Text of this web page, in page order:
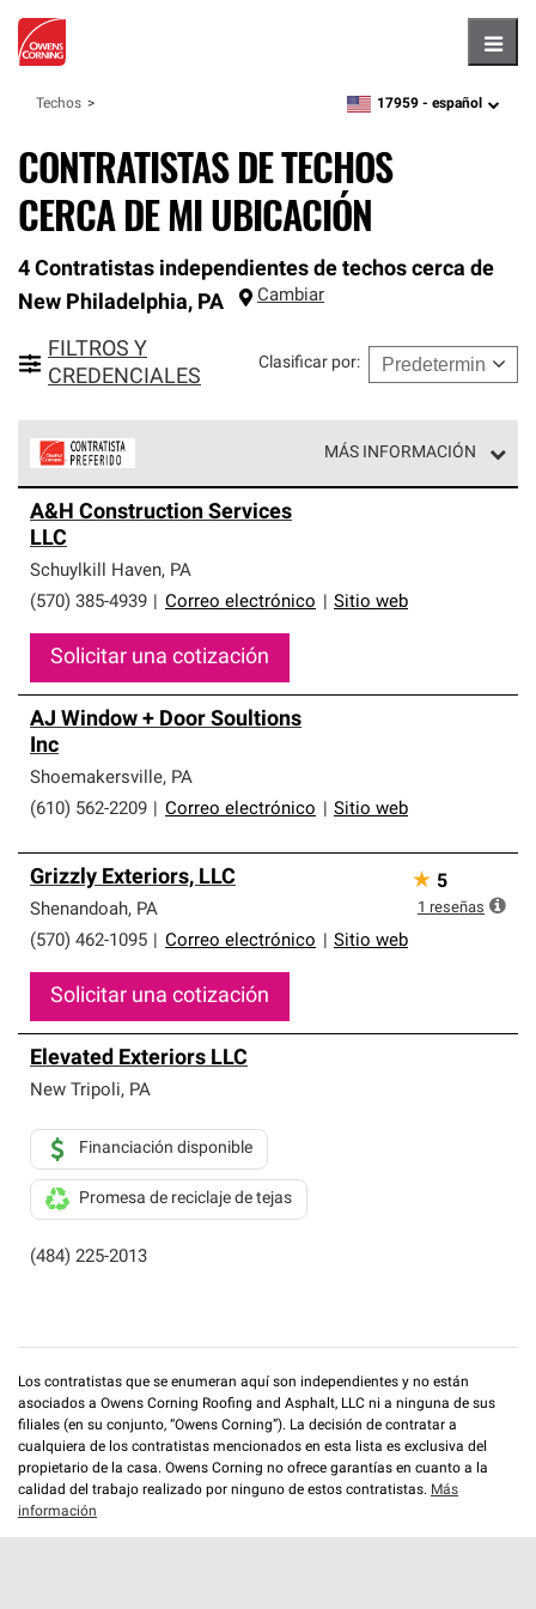
Techos zipcode,language
17959 - español
CONTRATISTAS DE TECHOS
CERCA DE MI UBICACIÓN
4 Contratistas independientes de techos cerca de
New Philadelphia, PA Cambiar
FILTROS Y
CREDENCIALES
Clasificar por:
MÁS INFORMACIÓN
parte de una red exclusiva de profesionales de techos
que cumplen con altos estándares y requisitos estrictos
de profesionalismo y confiabilidad.
A&H Construction Services
LLC
Schuylkill Haven, PA
(570) 385-4939
Correo electrónico Sitio web
Solicitar una cotización
AJ Window + Door Soultions
Inc
Shoemakersville, PA
(610) 562-2209
Correo electrónico Sitio web
Grizzly Exteriors, LLC
Shenandoah, PA
(570) 462-1095
Correo electrónico Sitio web
Solicitar una cotización
★ 5
1 reseñas
Elevated Exteriors LLC
New Tripoli, PA
(484) 225-2013
Financiación disponible
Promesa de reciclaje de tejas
Los contratistas que se enumeran aquí son independientes y no están
asociados a Owens Corning Roofing and Asphalt, LLC ni a ninguna de sus
filiales (en su conjunto, “Owens Corning”). La decisión de contratar a
cualquiera de los contratistas mencionados en esta lista es exclusiva del
propietario de la casa. Owens Corning no ofrece garantías en cuanto a la
calidad del trabajo realizado por ninguno de estos contratistas. Más
información